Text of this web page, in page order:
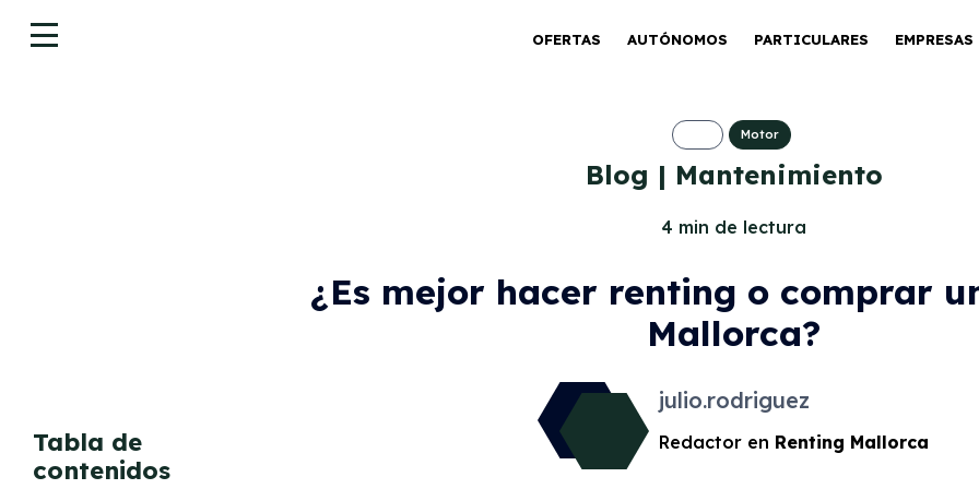
OFERTAS AUTÓNOMOS PARTICULARES EMPRESAS
Tabla de
contenidos
Motor
Blog | Mantenimiento
4 min de lectura
¿Es mejor hacer renting o comprar
Mallorca?
julio.rodriguez
Redactor en Renting Mallorca